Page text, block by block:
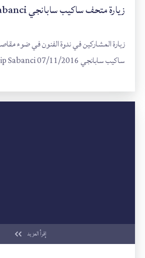
زيارة متحف ساكيب سابانجي Sakip Sabanci
زيارة المشاركين في ندوة الفنون في ضوء
ساكيب سابانجي Sakip Sabanci 07/11/2016...
إقرأ المزيد